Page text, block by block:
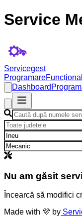
Service
Servicegest
Programare
Dashboard
Nu am găsit
Încearcă să modifici
Made with 💜 by